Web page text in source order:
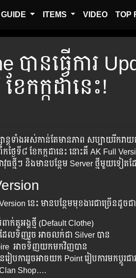
GUIDE ITEMS VIDEO TOP
បាន​ធ្វើការ​
ែកក្កដានេះ!
ាន្ត​ទាំងអស់​កាន់​តែ​មាន​ភាព​ សប្បាយរីករា
ក​ថ្ងៃទី៨​ ខែកក្កដានេះ នោះ​គឺ AK Full
វុធថ្មីៗ និងមាន​បន្ថែម​ Server ថ្មី​មួយ​ទៀ
នេះ​ មាន​បន្ថែម​មុខ​ងារ​ជាច្រើន​ដូចជ
ាក់តួអង្គ​ថ្មី (Default Clothe)
ដែល​ទិញ​រួច​ អាច​លក់​ជា Silver បាន
អាចទិញ​យក​មក​វិញ​បាន
ៀប​ការ​រួច​អាច​យក​ Point រៀបការ​មក​ប្តូរ​ជា​
Shop….